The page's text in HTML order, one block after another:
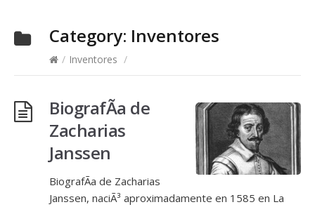
Category: Inventores
/ Inventores /
BiografÃ­a de
Zacharias
Janssen
BiografÃ­a de Zacharias
Janssen, naciÃ³ aproximadamente en 1585 en La